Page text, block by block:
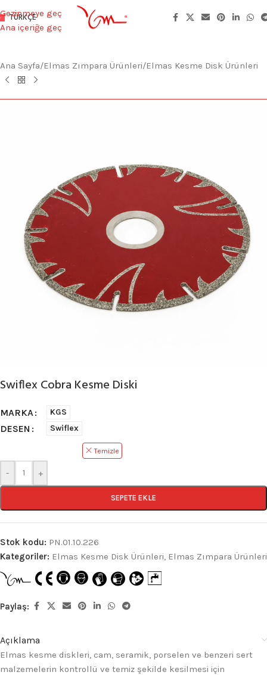
Gezinmeye geç
Ana içeriğe geç
TÜRKÇE
Ana Sayfa/Elmas Zımpara Ürünleri/Elmas Kesme Disk Ürünleri
Swiflex Cobra Kesme Diski
MARKA KGS
DESEN Swiflex
Temizle
- +
SEPETE EKLE
Stok kodu: PN.01.10.226
Kategoriler: Elmas Kesme Disk Ürünleri, Elmas Zımpara Ürünleri

Paylaş:
Açıklama
Elmas kesme diskleri, cam, seramik, porselen ve benzeri sert
malzemelerin kontrollü ve temiz şekilde kesilmesi için